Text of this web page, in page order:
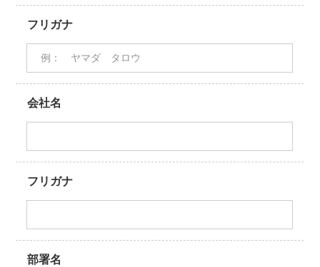
フリガナ
会社名
フリガナ
部署名